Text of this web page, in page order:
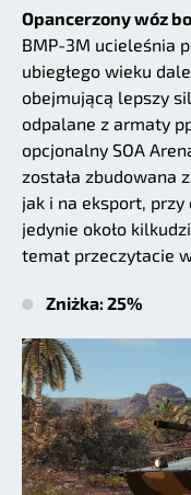
Opancerzony wóz
BMP-3M ucieleśnia
ubiegłego wieku
obejmującą lepszy
odpalane z armaty
opcjonalny SOA
została zbudowana
jak i na eksport,
jedynie około
temat przeczytacie
Zniżka: 25%